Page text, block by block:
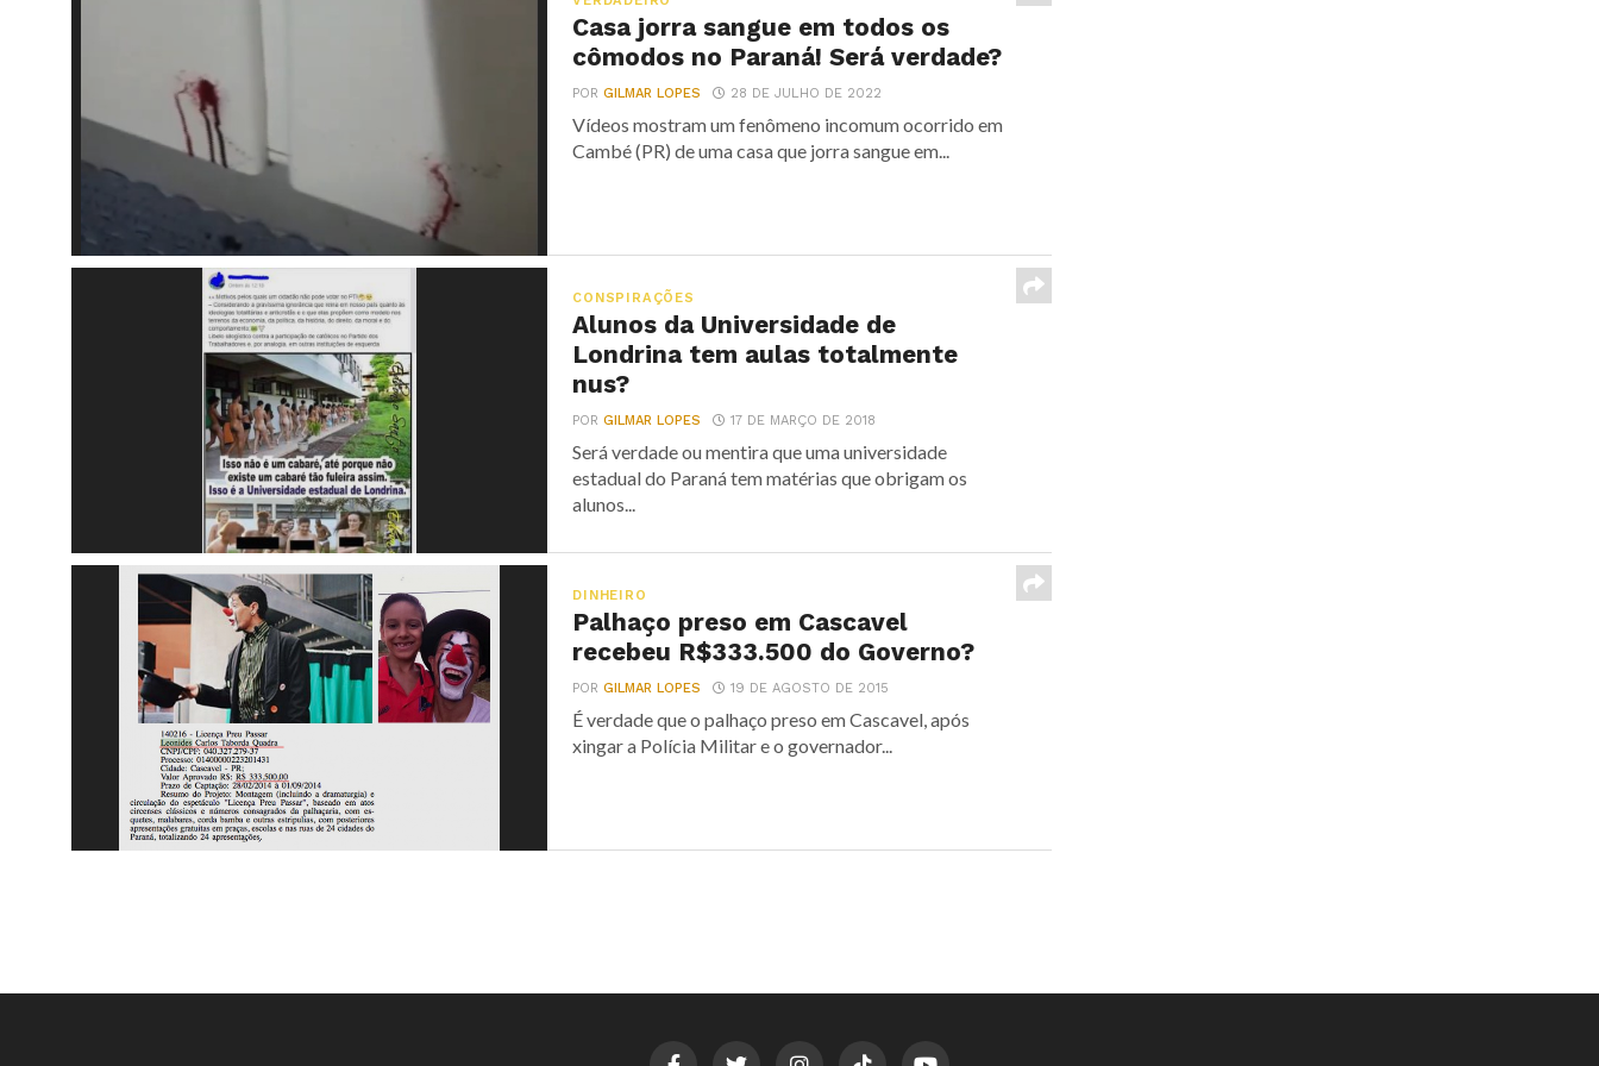
Casa jorra sangue em todos os
cômodos no Paraná! Será verdade?
PORGILMAR LOPES 28 DE JULHO DE 2022
Vídeos mostram um fenômeno incomum ocorrido em
Cambé (PR) de uma casa que jorra sangue em...
CONSPIRAÇÕES
Alunos da Universidade de
Londrina tem aulas totalmente
nus?
PORGILMAR LOPES 17 DE MARÇO DE 2018
Será verdade ou mentira que uma universidade
estadual do Paraná tem matérias que obrigam os
alunos...
DINHEIRO
Palhaço preso em Cascavel
recebeu R$333.500 do Governo?
PORGILMAR LOPES 19 DE AGOSTO DE 2015
É verdade que o palhaço preso em Cascavel, após
xingar a Polícia Militar e o governador...